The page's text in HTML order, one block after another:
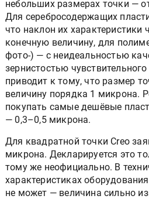
небольших размерах точки —
Для серебросодержащих
что наклон их характеристики
конечную величину, для
фото-) — с неидеальностью
зернистостью
приводит к тому, что размер
величину порядка 1 микрона.
покупать самые дешёвые
— 0,3–0,5 микрона.
Для квадратной точки Creo
микрона. Декларируется это
тому же неофициально. В
характеристиках
не может — величина сильно